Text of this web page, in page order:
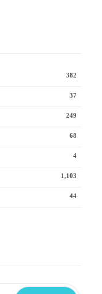
382
37
249
68
4
1,103
44